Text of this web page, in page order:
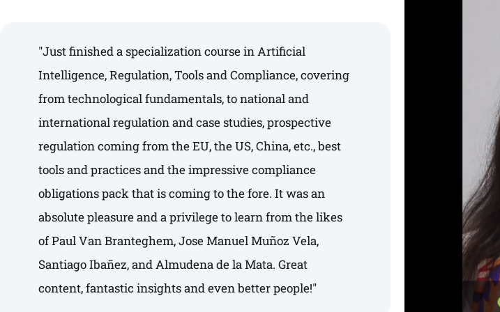
n
"Just finished a specialization course in Artificial
Intelligence, Regulation, Tools and Compliance, covering
from technological fundamentals, to national and
international regulation and case studies, prospective
regulation coming from the EU, the US, China, etc., best
tools and practices and the impressive compliance
obligations pack that is coming to the fore. It was an
absolute pleasure and a privilege to learn from the likes
of Paul Van Branteghem, Jose Manuel Muñoz Vela,
Santiago Ibañez, and Almudena de la Mata. Great
content, fantastic insights and even better people!"